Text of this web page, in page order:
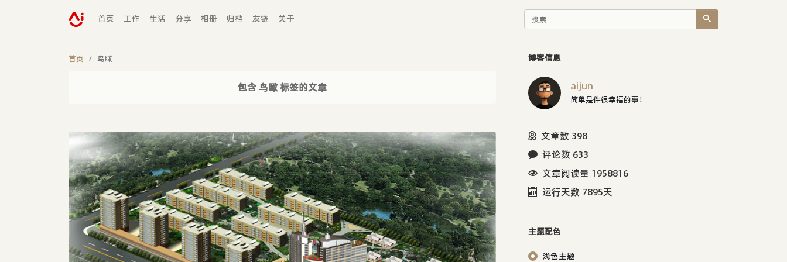
首页 工作 生活 分享 相册 归档 友链 关于
首页 鸟瞰
包含 鸟瞰 标签的文章
博客信息
aijun
简单是件很幸福的事！
文章数 398
评论数 633
文章阅读量 1958816
运行天数 7895天
主题配色
浅色主题